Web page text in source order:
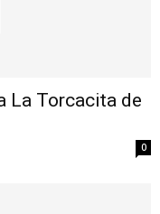
La Torcacita de
0